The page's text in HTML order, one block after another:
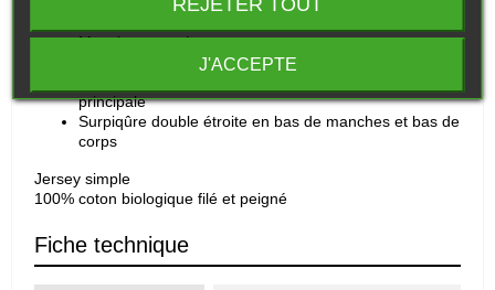
Manches montées
principale
Surpiqûre double étroite en bas de manches et bas de
corps
Jersey simple
100% coton biologique filé et peigné
Fiche technique
J'ACCEPTE